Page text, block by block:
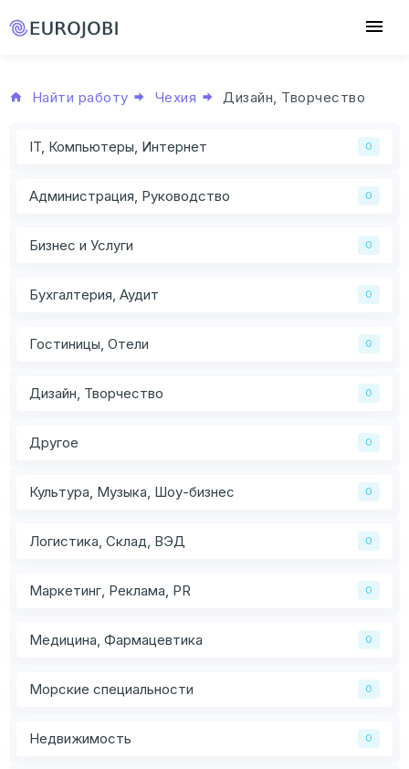
Найти работу Чехия Дизайн, Творчество
IT, Компьютеры, Интернет 0
Администрация, Руководство 0
Бизнес и Услуги 0
Бухгалтерия, Аудит 0
Гостиницы, Отели 0
Дизайн, Творчество 0
Другое 0
Культура, Музыка, Шоу-бизнес 0
Логистика, Склад, ВЭД 0
Маркетинг, Реклама, PR 0
Медицина, Фармацевтика 0
Морские специальности 0
Недвижимость 0